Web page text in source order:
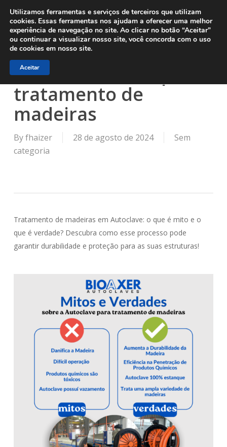
main
contentMitos e Verdades
sobre Autoclave para
tratamento de
madeiras
Byfhaizer 28 de agosto de 2024
Sem
categoria
Tratamento de madeiras em Autoclave: o que é mito e o
que é verdade? Descubra como esse processo pode
garantir durabilidade e proteção para as suas estruturas!
Utilizamos ferramentas e serviços de terceiros que utilizam
cookies. Essas ferramentas nos ajudam a oferecer uma melhor
experiência de navegação no site. Ao clicar no botão “Aceitar”
ou continuar a visualizar nosso site, você concorda com o uso
de cookies em nosso site.
Aceitar